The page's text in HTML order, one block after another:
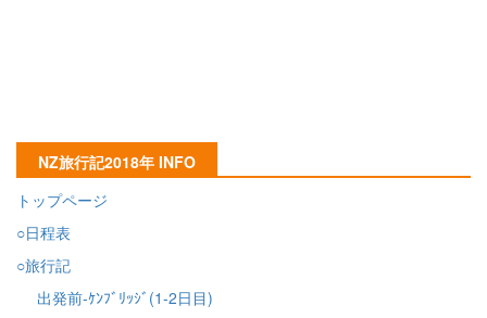
NZ旅行記2018年 INFO
トップページ
○日程表
○旅行記
出発前-ｹﾝﾌﾞﾘｯｼﾞ(1-2日目)